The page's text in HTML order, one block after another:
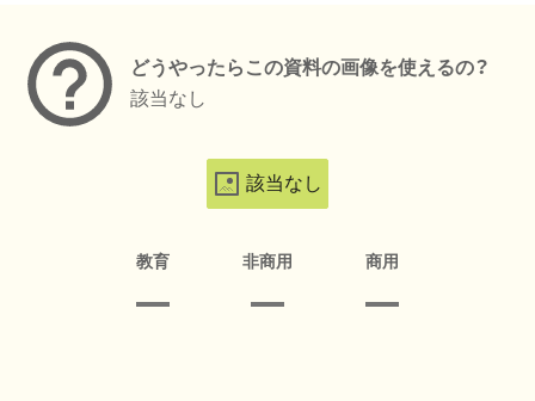
どうやったらこの資料の画像を使えるの？
該当なし
該当なし
教育 非商用 商用